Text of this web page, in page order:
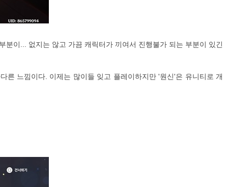
이... 없지는 않고 가끔 캐릭터가 끼여서 진행불가 되는 부분이 있긴
느낌이다. 이제는 많이들 잊고 플레이하지만 '원신'은 유니티로 개